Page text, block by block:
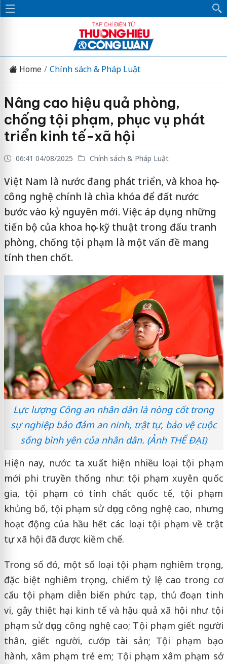
Home Chính sách & Pháp Luật
Nâng cao hiệu quả phòng,
chống tội phạm, phục vụ phát
triển kinh tế-xã hội
06:41 04/08/2025 Chính sách & Pháp Luật
Việt Nam là nước đang phát triển, và khoa học-
công nghệ chính là chìa khóa để đất nước
bước vào kỷ nguyên mới. Việc áp dụng những
tiến bộ của khoa học-kỹ thuật trong đấu tranh
phòng, chống tội phạm là một vấn đề mang
tính then chốt.
Lực lượng Công an nhân dân là nòng cốt trong
sự nghiệp bảo đảm an ninh, trật tự, bảo vệ cuộc
sống bình yên của nhân dân. (Ảnh THẾ ĐẠI)
Hiện nay, nước ta xuất hiện nhiều loại tội phạm
mới phi truyền thống như: tội phạm xuyên quốc
gia, tội phạm có tính chất quốc tế, tội phạm
khủng bố, tội phạm sử dụng công nghệ cao, nhưng
hoạt động của hầu hết các loại tội phạm về trật
tự xã hội đã được kiềm chế.
Trong số đó, một số loại tội phạm nghiêm trọng,
đặc biệt nghiêm trọng, chiếm tỷ lệ cao trong cơ
cấu tội phạm diễn biến phức tạp, thủ đoạn tinh
vi, gây thiệt hại kinh tế và hậu quả xã hội như tội
phạm sử dụng công nghệ cao; Tội phạm giết người
thân, giết người, cướp tài sản; Tội phạm bạo
hành, xâm phạm trẻ em; Tội phạm xâm phạm sở